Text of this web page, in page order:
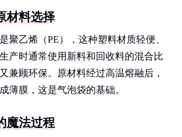
材料选择
聚乙烯（PE），这种塑料材质轻便、
产时通常使用新料和回收料的混合比
兼顾环保。原材料经过高温熔融后，
薄膜，这是气泡袋的基础。
魔法过程